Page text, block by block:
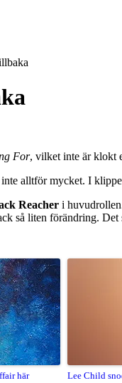
For, vilket inte är klokt
alltför mycket. I
Reacher i
så liten förändring.
här
Lee Child